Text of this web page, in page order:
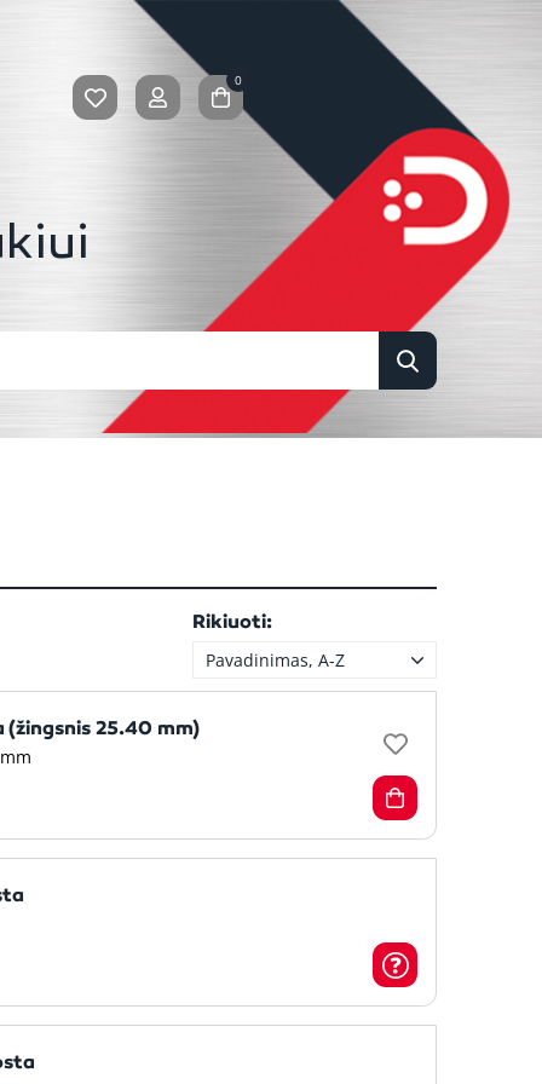
0
Rikiuoti:
Pavadinimas, A-Z
25.40 mm)